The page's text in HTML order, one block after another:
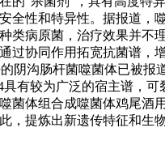
全性和特异性。据报道，
类病原菌，治疗效果并
过协同作用拓宽抗菌谱，
阴沟肠杆菌噬菌体已被
有较为广泛的宿主谱，
菌体组合成噬菌体鸡尾
，提炼出新遗传特征和